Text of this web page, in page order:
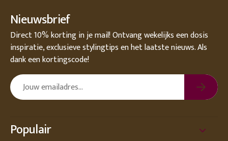
Nieuwsbrief
Direct 10% korting in je mail! Ontvang wekelijks een dosis
inspiratie, exclusieve stylingtips en het laatste nieuws. Als
dank een kortingscode!
Populair